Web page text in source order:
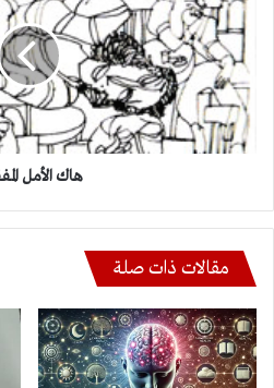
المفقود
هاك الأمل
مقالات ذات صلة